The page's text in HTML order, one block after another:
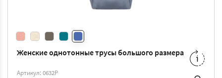
Женские однотонные трусы большого размера
Артикул: 0632P
M - 108 ₴ L - 114 ₴